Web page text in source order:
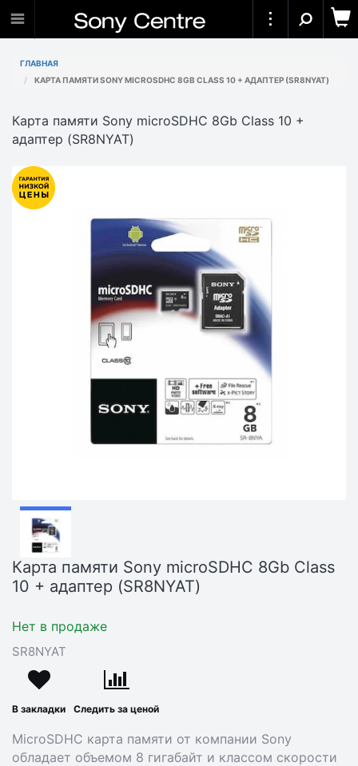
ГЛАВНАЯ
КАРТА ПАМЯТИ SONY MICROSDHC 8GB CLASS 10 + АДАПТЕР (SR8NYAT)
Карта памяти Sony microSDHC 8Gb Class 10 +
адаптер (SR8NYAT)
Карта памяти Sony microSDHC 8Gb Class
10 + адаптер (SR8NYAT)
Нет в продаже
SR8NYAT
В закладки Следить за ценой
MicroSDHC карта памяти от компании Sony
обладает объемом 8 гигабайт и классом скорости